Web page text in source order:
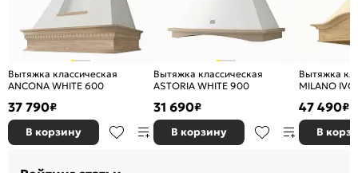
Вытяжка классическая
ANCONA WHITE 600
37 790₽
В корзину
Вытяжка классическая
ASTORIA WHITE 900
31 690₽
В корзину
Вытяжка
MILANO
47 490₽
В